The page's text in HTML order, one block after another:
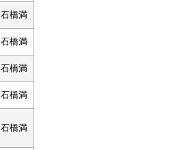
石橋満
石橋満
石橋満
石橋満
石橋満